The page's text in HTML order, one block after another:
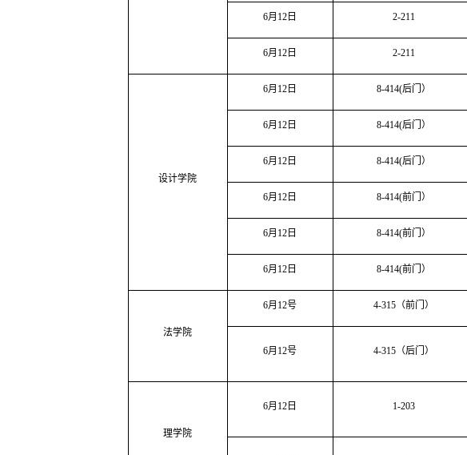
6月 12 日 2-211
6月 12 日 2-211
设计学院
6月 12 日 8-414(后门）
6月 12 日 8-414(后门）
6月 12 日 8-414(后门）
6月 12 日 8-414(前门）
6月 12 日 8-414(前门）
6月 12 日 8-414(前门）
法学院
6月 12号 4-315 （前门）
6月 12号 4-315 （后门）
理学院
6月 12 日 1-203